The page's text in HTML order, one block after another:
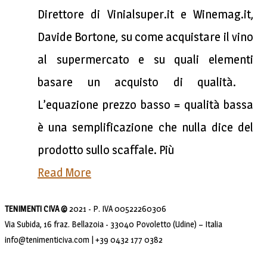
Direttore di Vinialsuper.it e Winemag.it,
Davide Bortone, su come acquistare il vino
al supermercato e su quali elementi
basare un acquisto di qualità.
L’equazione prezzo basso = qualità bassa
è una semplificazione che nulla dice del
prodotto sullo scaffale. Più
Read More
TENIMENTI CIVA ©2021 - P. IVA 00522260306
Via Subida, 16 fraz. Bellazoia - 33040 Povoletto (Udine) – Italia
info@tenimenticiva.com | +39 0432 177 0382